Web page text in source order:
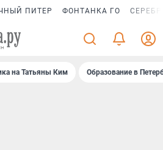
ПИТЕР ФОНТАНКА ГО
на Татьяны Ким Образование в